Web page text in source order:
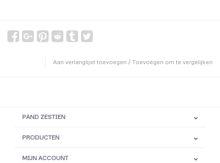
Aan verlanglijst toevoegen / Toevoegen om te vergelijken
PAND ZESTIEN
PRODUCTEN
MIJN ACCOUNT